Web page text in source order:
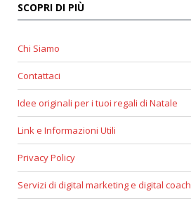
SCOPRI DI PIÙ
Chi Siamo
Contattaci
Idee originali per i tuoi regali di Natale
Link e Informazioni Utili
Privacy Policy
Servizi di digital marketing e digital coach